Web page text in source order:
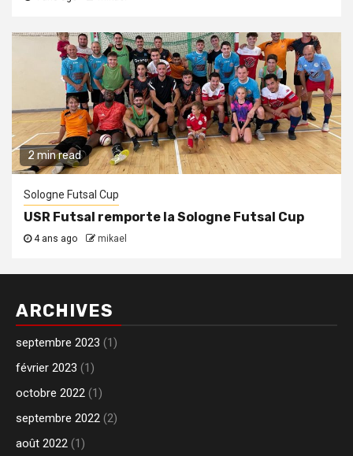
2 min read
Sologne Futsal Cup
USR Futsal remporte la Sologne Futsal Cup
4 ans ago mikael
ARCHIVES
septembre 2023 (1)
février 2023 (1)
octobre 2022 (1)
septembre 2022 (2)
août 2022 (1)